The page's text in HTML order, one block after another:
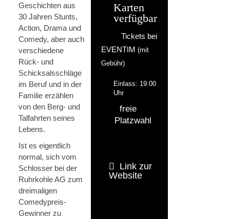
Geschichten aus
30 Jahren Stunts,
Action, Drama und
Comedy, aber auch
verschiedene
Rück- und
Schicksalsschläge
im Beruf und in der
Familie erzählen
von den Berg- und
Talfahrten seines
Lebens.
Ist es eigentlich
normal, sich vom
Schlosser bei der
Ruhrkohle AG zum
dreimaligen
Comedypreis-
Gewinner zu
Karten
verfügbar
Tickets bei
EVENTIM (mit
Gebühr)
Einlass: 19:00
Uhr
freie
Platzwahl
Link zur
Website